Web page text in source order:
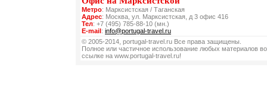
Метро: Марксистская / Таганская
Адрес: Москва, ул. Марксистская, д 3 офис 416
Тел: +7 (495) 785-88-10 (мн.)
E-mail: info@portugal-travel.ru
© 2005-2014, portugal-travel.ru Все права защищены.
Полное или частичное использование любых материалов
ссылке на www.portugal-travel.ru!